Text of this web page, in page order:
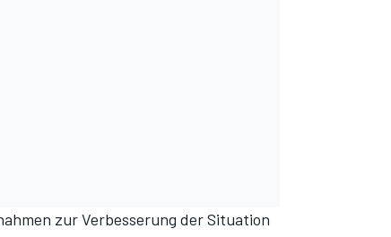
zur Verbesserung der Situation